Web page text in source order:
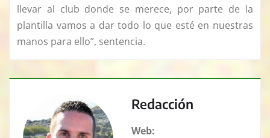
llevar al club donde se merece, por parte de la
plantilla vamos a dar todo lo que esté en nuestras
manos para ello”, sentencia.
Redacción
Web: